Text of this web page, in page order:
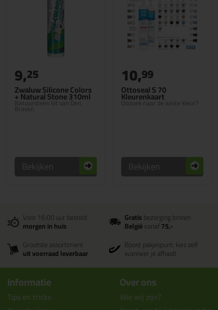
Zwaluw Silicone Colors
+ Natural Stone 310ml
Natuursteen kit van Den
Braven
9,25
Bekijken
Ottoseal S 70
Kleurenkaart
Opzoek naar de juiste kleur?
10,99
Bekijken
Voor 16:00 uur besteld
morgen in huis
Gratisbezorging binnen
Belgiëvanaf75,-
Grootste assortiment
uit voorraad leverbaar
Bpost pakjespunt: kies zelf
wanneer je afhaalt
Informatie
Tips en tricks
Over ons
Wie wij zijn?